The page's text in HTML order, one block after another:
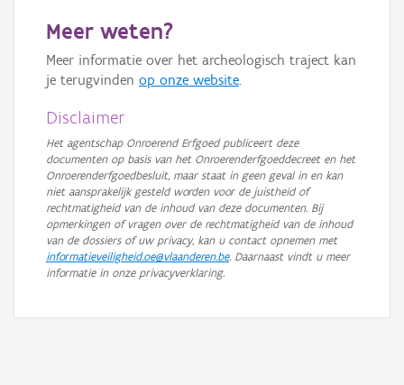
GRB-Basiskaart in grijswaarden
Meer weten?
Meer informatie over het archeologisch traject kan
je terugvinden op onze website.
Disclaimer
Het agentschap Onroerend Erfgoed publiceert deze
documenten op basis van het Onroerenderfgoeddecreet en het
Onroerenderfgoedbesluit, maar staat in geen geval in en kan
niet aansprakelijk gesteld worden voor de juistheid of
rechtmatigheid van de inhoud van deze documenten. Bij
opmerkingen of vragen over de rechtmatigheid van de inhoud
van de dossiers of uw privacy, kan u contact opnemen met
informatieveiligheid.oe@vlaanderen.be. Daarnaast vindt u meer
informatie in onze privacyverklaring.